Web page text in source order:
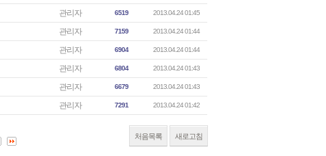
관리자 6519 2013.04.24 01:45
관리자 7159 2013.04.24 01:44
관리자 6904 2013.04.24 01:44
관리자 6804 2013.04.24 01:43
관리자 6679 2013.04.24 01:43
관리자 7291 2013.04.24 01:42
처음목록 새로고침